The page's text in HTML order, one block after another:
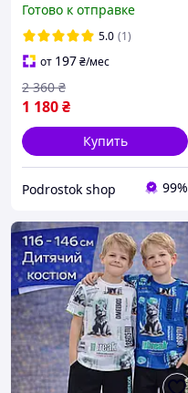
подростку, детские
повседневные костюмы
двойки шорты с
футболкой
Готово к отправке
5.0 (1)
от 197₴/мес
1 180₴
2 360 ₴
Купить
Podrostok shop 99%